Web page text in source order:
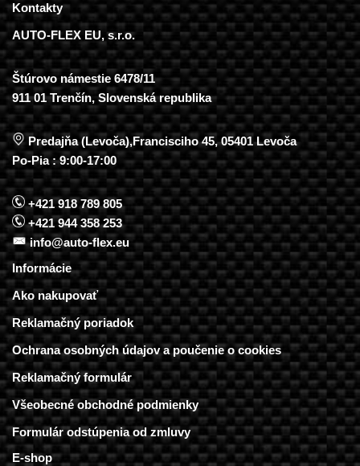
Kontakty
AUTO-FLEX EU, s.r.o.
Štúrovo námestie 6478/11
911 01 Trenčín, Slovenská republika
Predajňa (Levoča),Francisciho 45, 05401 Levoča
Po-Pia : 9:00-17:00
+421 918 789 805
+421 944 358 253
info@auto-flex.eu
Informácie
Ako nakupovať
Reklamačný poriadok
Ochrana osobných údajov a poučenie o cookies
Reklamačný formulár
Všeobecné obchodné podmienky
Formulár odstúpenia od zmluvy
E-shop